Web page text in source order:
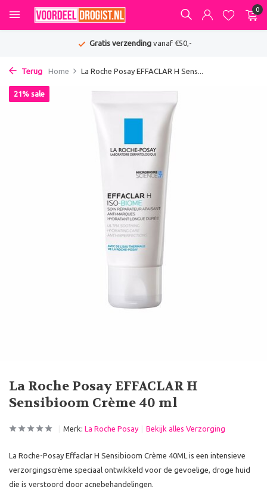
0
Gratis verzendingvanaf €50,-
Terug Home La Roche Posay EFFACLAR H Sens...
La Roche Posay EFFACLAR H
Sensibioom Crème 40 ml
21% sale
Merk: La Roche Posay Bekijk alles Verzorging
La Roche-Posay Effaclar H Sensibioom Crème 40ML is een intensieve
verzorgingscrème speciaal ontwikkeld voor de gevoelige, droge huid
die is verstoord door acnebehandelingen.